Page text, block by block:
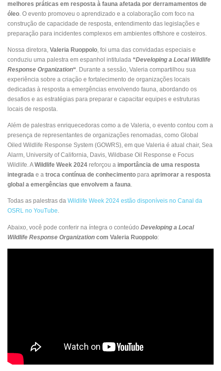
melhores práticas em resposta à fauna afetada por derramamentos de
óleo. O evento promoveu o aprendizado e a colaboração com foco na
construção de capacidade de resposta, entendimento das legislações e
preparação para incidentes complexos em ambientes offshore e costeiros.
Nossa diretora, Valeria Ruoppolo, foi uma das convidadas especiais e
conduziu uma palestra em espanhol intitulada “Developing a Local Wildlife
Response Organization“. Durante a sessão, Valeria compartilhou sua
experiência sobre a criação e fortalecimento de organizações locais
dedicadas à resposta a emergências envolvendo fauna, abordando os
desafios e as estratégias para preparar e capacitar equipes e estruturas
locais de resposta.
Além de palestras enriquecedoras como a de Valeria, o evento contou com a
presença de representantes de organizações renomadas, como Global
Oiled Wildlife Response System (GOWRS), em que Valeria é atual chair, Sea
Alarm, University of California, Davis, Wildbase Oil Response e Focus
Wildlife. AWildlife Week 2024 reforçou a importância de uma resposta
integrada e a troca contínua de conhecimento para aprimorar a resposta
global a emergências que envolvem a fauna.
Todas as palestras da Wildlife Week 2024 estão disponíveis no Canal da
OSRL no YouTube.
Abaixo, você pode conferir na íntegra o conteúdo Developing a Local
Wildlife Response Organization com Valeria Ruoppolo: